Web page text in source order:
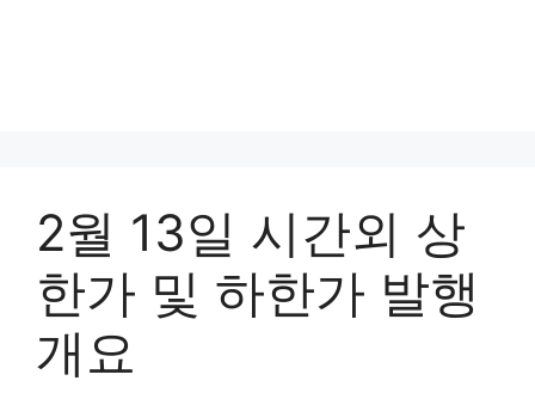
2월 13일 시간외 상
한가 및 하한가 발행
개요